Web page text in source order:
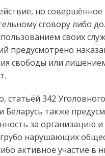
но
сговору либо
своих
предусмотрено
свободы или
статьёй 342
Беларусь также
за организацию
нарушающих
активное участие в